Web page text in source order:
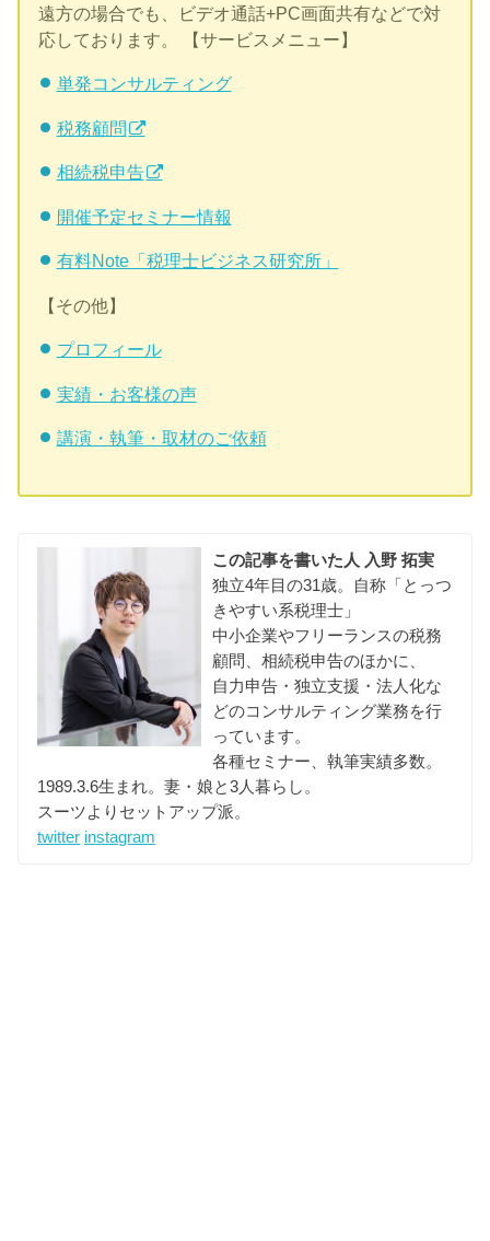
遠方の場合でも、ビデオ通話+PC画面共有などで対
応しております。 【サービスメニュー】
単発コンサルティング
税務顧問
相続税申告
開催予定セミナー情報
有料Note「税理士ビジネス研究所」
【その他】
プロフィール
実績・お客様の声
講演・執筆・取材のご依頼
この記事を書いた人 入野 拓実
独立4年目の31歳。自称「とっつ
きやすい系税理士」
中小企業やフリーランスの税務
顧問、相続税申告のほかに、
自力申告・独立支援・法人化な
どのコンサルティング業務を行
っています。
各種セミナー、執筆実績多数。
1989.3.6生まれ。妻・娘と3人暮らし。
スーツよりセットアップ派。
twitter instagram